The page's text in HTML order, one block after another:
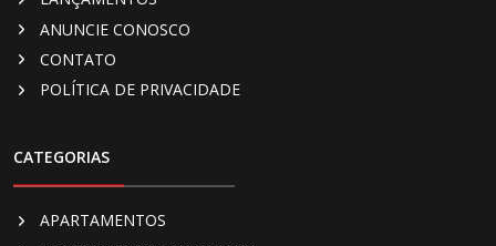
ANUNCIE CONOSCO
CONTATO
POLÍTICA DE PRIVACIDADE
CATEGORIAS
APARTAMENTOS